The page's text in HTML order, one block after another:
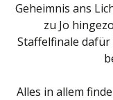
Geheimnis ans
zu Jo
Staffelfinale dafür
Alles in allem